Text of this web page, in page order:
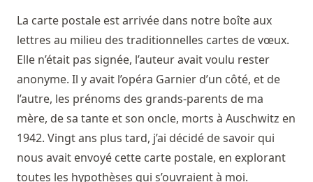
La carte postale est arrivée dans notre boîte aux
lettres au milieu des traditionnelles cartes de vœux.
Elle n’était pas signée, l’auteur avait voulu rester
anonyme. Il y avait l’opéra Garnier d’un côté, et de
l’autre, les prénoms des grands-parents de ma
mère, de sa tante et son oncle, morts à Auschwitz en
1942. Vingt ans plus tard, j’ai décidé de savoir qui
nous avait envoyé cette carte postale, en explorant
toutes les hypothèses qui s’ouvraient à moi.